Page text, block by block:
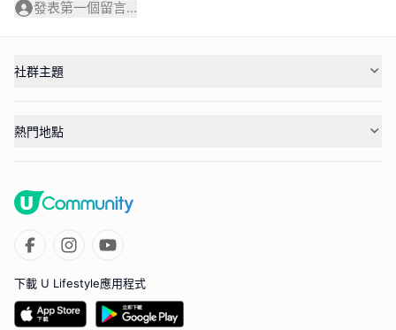
發表第一個留言...
社群主題
熱門地點
下載 U Lifestyle應用程式